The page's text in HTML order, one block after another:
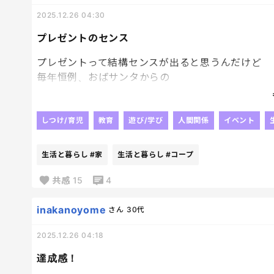
いや、もう弱音吐くね。
今の私、完全に子どもたちの期待と家計の板挟み状
もうさ、ここまできたら鮭、養殖する？
同じように悩みながら年末を迎えてる親、私だけじ
プレゼントのセンス
2025.12.26 04:30
プレゼントって結構センスが出ると思うんだけど
毎年恒例、おばサンタからの
特に長男にくれた子供用スコープ。
長男の性格をわかりすぎてて
ただ、冷蔵庫と壁の隙間とか
スコープで見るから
いちいちお知らせされるようになった笑
おかげさまでお家がきれいになっていくよ～笑
しつけ/育児 教育 遊び/学び 人間関係 イベント
生活と暮らし #家 生活と暮らし #コープ
共感 15 4
達成感！
inakanoyome さん 30代
2025.12.26 04:18